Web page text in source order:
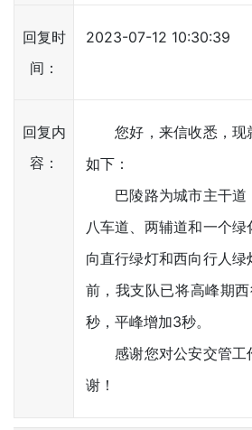
回复时
间：
2023-07-12 10:30:39
回复内
容：
您好，来信收悉，现
如下：
巴陵路为城市主干道
八车道、两辅道和一个
向直行绿灯和西向行人绿
前，我支队已将高峰期
秒，平峰增加3秒。
感谢您对公安交管工
谢！